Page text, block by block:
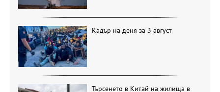
Кадър на деня за 3 август
Търсенето в Китай на жилища в